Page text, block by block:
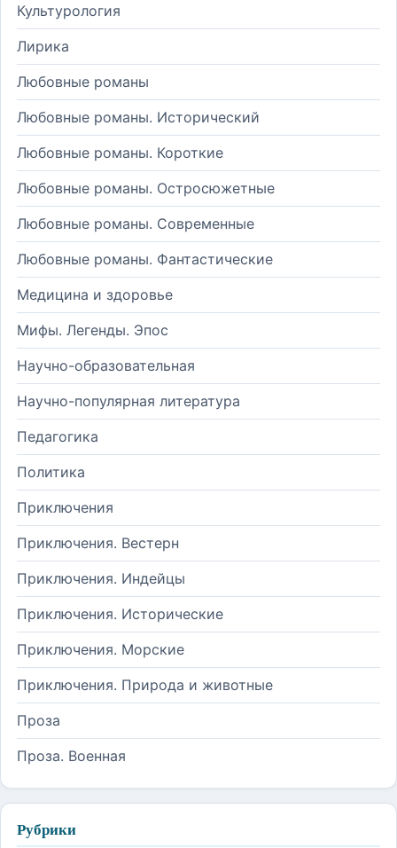
Культурология
Лирика
Любовные романы
Любовные романы. Исторический
Любовные романы. Короткие
Любовные романы. Остросюжетные
Любовные романы. Современные
Любовные романы. Фантастические
Медицина и здоровье
Мифы. Легенды. Эпос
Научно-образовательная
Научно-популярная литература
Педагогика
Политика
Приключения
Приключения. Вестерн
Приключения. Индейцы
Приключения. Исторические
Приключения. Морские
Приключения. Природа и животные
Проза
Проза. Военная
Рубрики